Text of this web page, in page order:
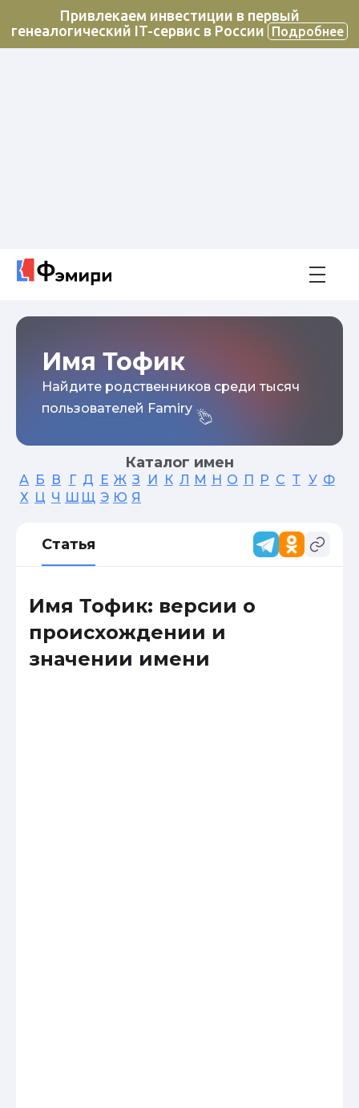
Привлекаем инвестиции в первый
генеалогический IT-сервис в России
Подробнее
Имя Тофик
Найдите родственников среди тысяч
пользователей Famiry
Каталог имен
А Б В Г Д Е Ж З И К Л М Н О П Р С Т У Ф
Х Ц Ч Ш Щ Э Ю Я
Статья
Имя Тофик: версии о
происхождении и
значении имени